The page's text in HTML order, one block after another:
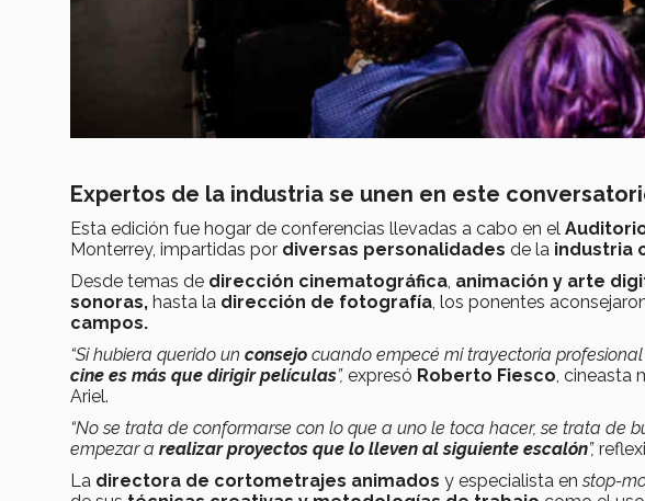
Expertos de la industria se unen en este
Esta edición fue hogar de conferencias llevadas a cabo en el
Monterrey, impartidas por diversas personalidades de la industria
Desde temas de dirección cinematográfica, animación y arte
sonoras, hasta la dirección de fotografía, los ponentes
campos.
“Si hubiera querido un consejo cuando empecé mi trayectoria
cine es más que dirigir películas”, expresó Roberto Fiesco, cineasta
Ariel.
“No se trata de conformarse con lo que a uno le toca hacer, se trata de
empezar a realizar proyectos que lo lleven al siguiente escalón”,
La directora de cortometrajes animados y especialista enstop-